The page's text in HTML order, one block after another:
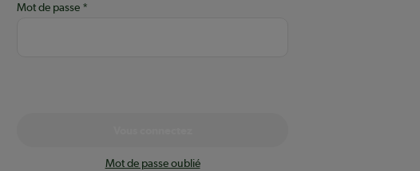
Mot de passe
Mot de passe oublié